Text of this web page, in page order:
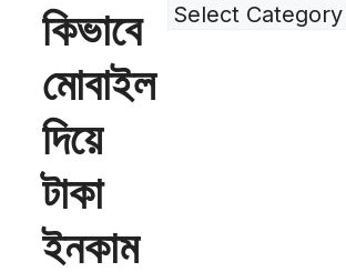
কিভাবে
মোবাইল
দিয়ে
টাকা
ইনকাম